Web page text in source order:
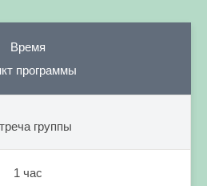
Время
программы
группы
1 час